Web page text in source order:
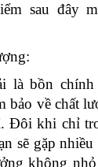
sau đây
là bồn chính
bảo về chất
Đôi khi chỉ
sẽ gặp
không